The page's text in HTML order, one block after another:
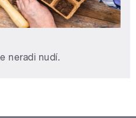
neradi nudí.